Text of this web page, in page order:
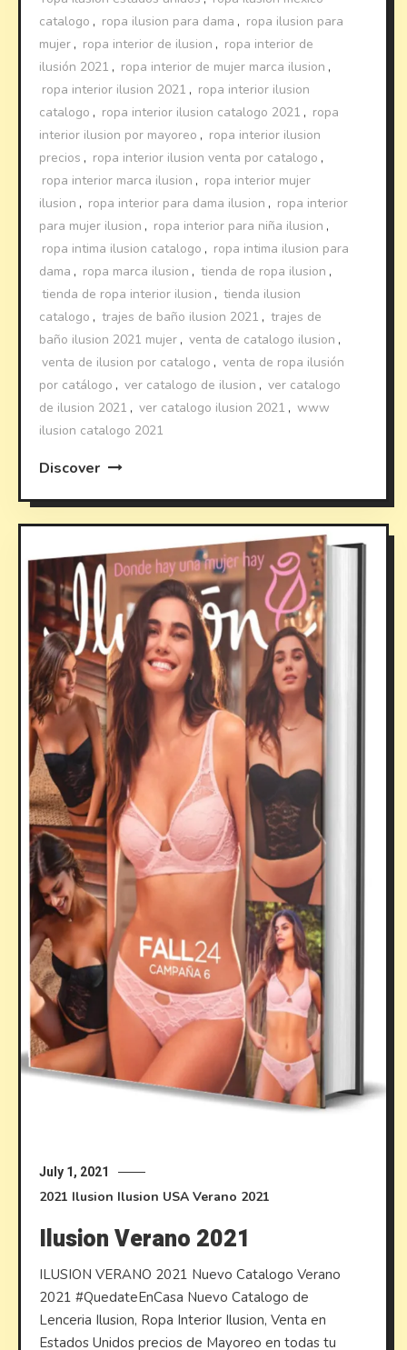
catalogo , ropa ilusion para dama , ropa ilusion para
mujer , ropa interior de ilusion , ropa interior de
ilusión 2021 , ropa interior de mujer marca ilusion ,
ropa interior ilusion 2021 , ropa interior ilusion
catalogo , ropa interior ilusion catalogo 2021 , ropa
interior ilusion por mayoreo , ropa interior ilusion
precios , ropa interior ilusion venta por catalogo ,
ropa interior marca ilusion , ropa interior mujer
ilusion , ropa interior para dama ilusion , ropa interior
para mujer ilusion , ropa interior para niña ilusion ,
ropa intima ilusion catalogo , ropa intima ilusion para
dama , ropa marca ilusion , tienda de ropa ilusion ,
tienda de ropa interior ilusion , tienda ilusion
catalogo , trajes de baño ilusion 2021 , trajes de
baño ilusion 2021 mujer , venta de catalogo ilusion ,
venta de ilusion por catalogo , venta de ropa ilusión
por catálogo , ver catalogo de ilusion , ver catalogo
de ilusion 2021 , ver catalogo ilusion 2021 , www
ilusion catalogo 2021
Discover
July 1, 2021
2021 Ilusion Ilusion USA Verano 2021
Ilusion Verano 2021
ILUSION VERANO 2021 Nuevo Catalogo Verano
2021 #QuedateEnCasa Nuevo Catalogo de
Lenceria Ilusion, Ropa Interior Ilusion, Venta en
Estados Unidos precios de Mayoreo en todas tu